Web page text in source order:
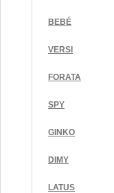
BEBÉ
VERSI
FORATA
SPY
GINKO
DIMY
LATUS